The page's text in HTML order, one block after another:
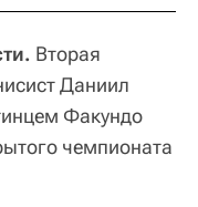
Вторая
Даниил
Факундо
чемпионата